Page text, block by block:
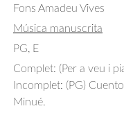
Fons Amadeu Vives
Música manuscrita
PG, E
Complet: (Per a veu i
Incomplet: (PG)
Minué.